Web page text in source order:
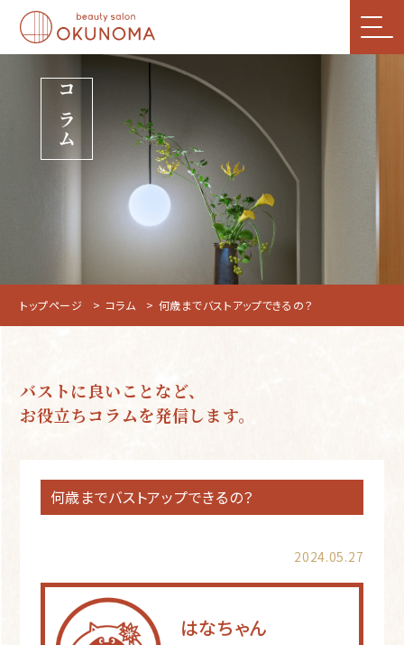
コラム
トップページ コラム 何歳までバストアップできるの？
バストに良いことなど、
お役立ちコラムを発信します。
何歳までバストアップできるの？
2024.05.27
はなちゃん